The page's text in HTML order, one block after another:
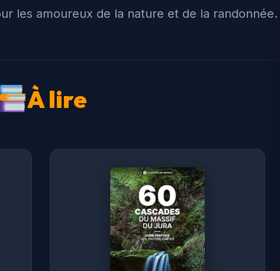
les amoureux de la nature et de la randonnée.
À lire